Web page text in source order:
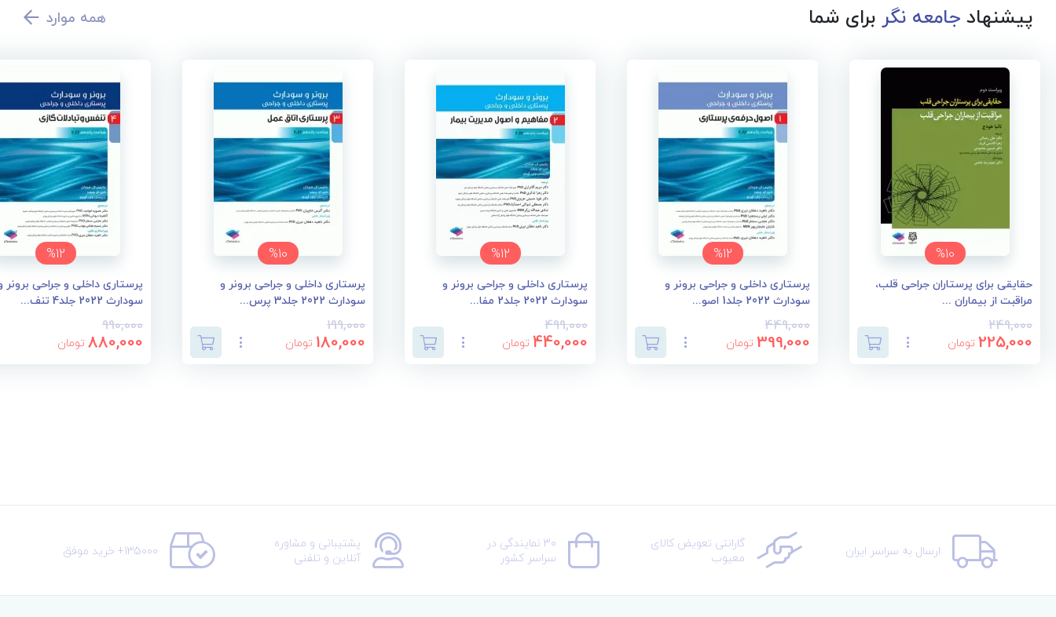
پیشنهادجامعه نگربرای شما همه موارد
%10
حقایقی برای پرستاران جراحی قلب،
مراقبت از بیماران ...
249,000
225,000 تومان
%12
پرستاری داخلی و جراحی برونر و
سودارث 2022 جلد1 اصو...
449,000
399,000 تومان
%12
پرستاری داخلی و جراحی برونر و
سودارث 2022 جلد2 مفا...
499,000
440,000 تومان
%10
پرستاری داخلی و جراحی برونر و
سودارث 2022 جلد3 پرس...
199,000
180,000 تومان
%12
پرستاری داخلی و جراحی برونر
سودارث 2022 جلد4 تنف...
990,000
880,000 تومان
ارسال به سراسر ایران گارانتی تعویض کالای
معیوب
30 نمایندگی در
سراسر کشور
پشتیبانی و مشاوره
آنلاین و تلفنی 135000+ خرید موفق